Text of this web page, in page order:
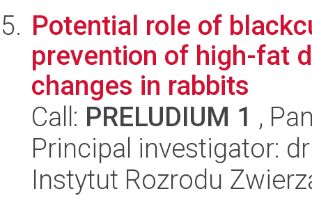
Potential role of
prevention of high-fat
changes in rabbits
Call: PRELUDIUM 1 ,
Principal investigator:
Instytut Rozrodu